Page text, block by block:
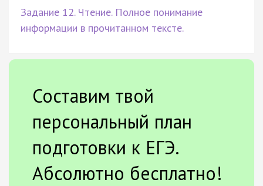
Задание 12. Чтение. Полное понимание
информации в прочитанном тексте.
Составим твой
персональный план
подготовки к ЕГЭ.
Абсолютно бесплатно!